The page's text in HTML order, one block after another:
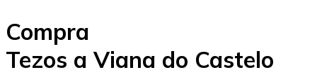
Compra
Tezos a Viana do Castelo